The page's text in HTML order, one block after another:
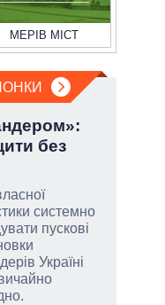
МЕРІВ МІСТ
без
системно
пускові
Україні